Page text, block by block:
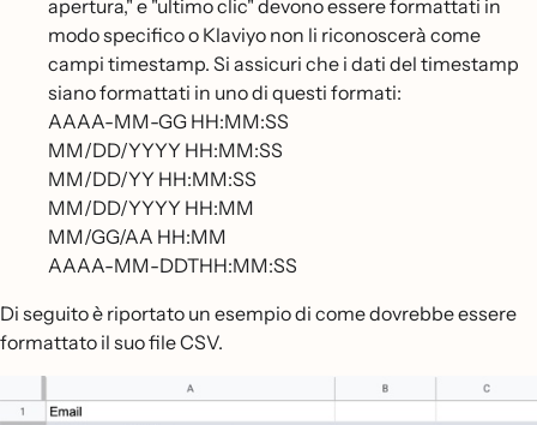
apertura," e "ultimo clic" devono essere formattati in
modo specifico o Klaviyo non li riconoscerà come
campi timestamp. Si assicuri che i dati del timestamp
siano formattati in uno di questi formati:
AAAA-MM-GG HH:MM:SS
MM/DD/YYYY HH:MM:SS
MM/DD/YY HH:MM:SS
MM/DD/YYYY HH:MM
MM/GG/AA HH:MM
AAAA-MM-DDTHH:MM:SS
Di seguito è riportato un esempio di come dovrebbe essere
formattato il suo file CSV.